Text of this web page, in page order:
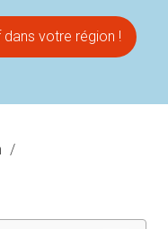
votre région !
/